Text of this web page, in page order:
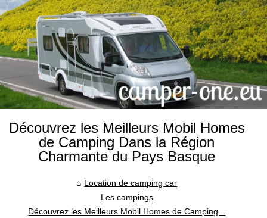
Découvrez les Meilleurs Mobil Homes
de Camping Dans la Région
Charmante du Pays Basque
Location de camping car
Les campings
Découvrez les Meilleurs Mobil Homes de Camping...